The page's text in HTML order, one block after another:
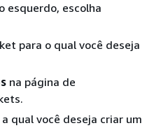
esquerdo, escolha
para o qual você deseja
na página de
qual você deseja criar um